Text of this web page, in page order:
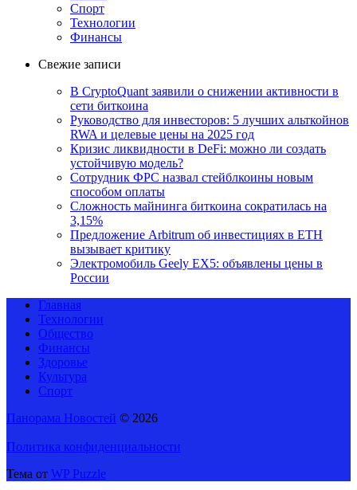
Спорт
Технологии
Финансы
Свежие записи
В CryptoQuant заявили о снижении активности в
сети биткоина
Руководство для инвесторов: 5 лучших альткойнов
RWA и целевые цены на 2025 год
Кризис ликвидности в DeFi: можно ли создать
устойчивую модель?
Сотрудник ФРС назвал стейблкоины новым
способом оплаты
Сложность майнинга биткоина сократилась на
3,15%
Предложение Arbitrum об инвестициях в ETH
вызывает критику
Электромобиль Geely EX5: объявлены цены в
России
Главная
Технологии
Общество
Финансы
Здоровье
Культура
Спорт
Панорама Новостей © 2026
Политика конфиденциальности
Тема от WP Puzzle